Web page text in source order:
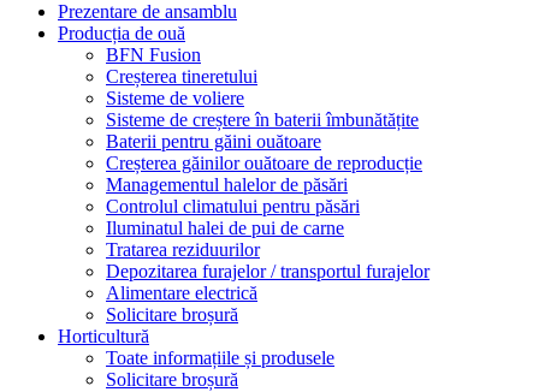
Prezentare de ansamblu
Producția de ouă
BFN Fusion
Creșterea tineretului
Sisteme de voliere
Sisteme de creștere în baterii îmbunătățite
Baterii pentru găini ouătoare
Creșterea găinilor ouătoare de reproducție
Managementul halelor de păsări
Controlul climatului pentru păsări
Iluminatul halei de pui de carne
Tratarea reziduurilor
Depozitarea furajelor / transportul furajelor
Alimentare electrică
Solicitare broșură
Horticultură
Toate informațiile și produsele
Solicitare broșură